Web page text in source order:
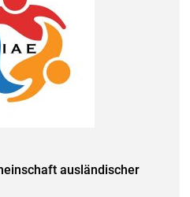
ausländischer